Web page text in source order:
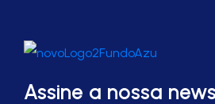
Assine a nossa